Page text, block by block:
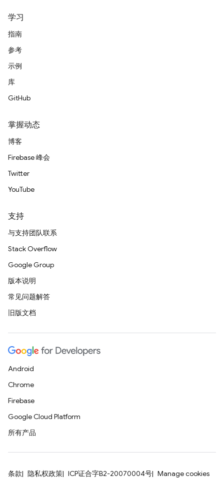
学习
指南
参考
示例
库
GitHub
掌握动态
博客
Firebase 峰会
Twitter
YouTube
支持
与支持团队联系
Stack Overflow
Google Group
版本说明
常见问题解答
旧版文档
Android
Chrome
Firebase
Google Cloud Platform
所有产品
条款 隐私权政策 ICP证合字B2-20070004号 Manage cookies